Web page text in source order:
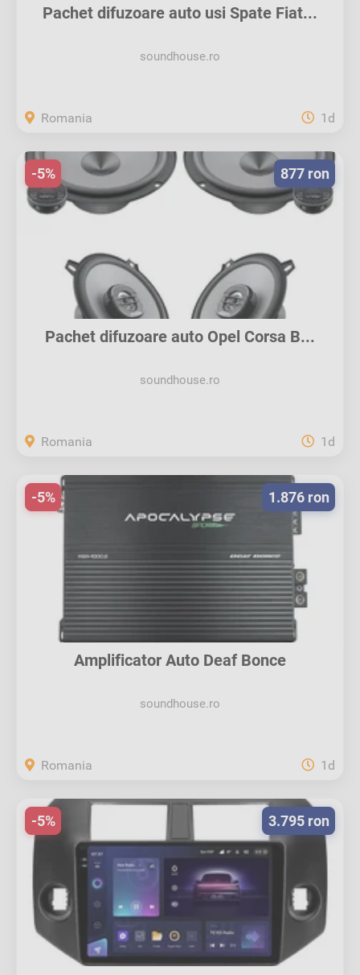
Pachet difuzoare auto usi Spate Fiat...
soundhouse.ro
Romania 1d
Pachet difuzoare auto Opel Corsa B...
soundhouse.ro
877 ron
-5%
Romania 1d
Amplificator Auto Deaf Bonce
soundhouse.ro
1.876 ron
-5%
Romania 1d
3.795 ron
-5%